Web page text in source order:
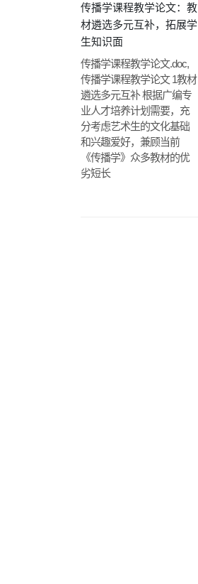
传播学课程教学论文：教
材遴选多元互补，拓展学
生知识面
传播学课程教学论文.doc,
传播学课程教学论文 1教材
遴选多元互补 根据广编专
业人才培养计划需要，充
分考虑艺术生的文化基础
和兴趣爱好，兼顾当前
《传播学》众多教材的优
劣短长